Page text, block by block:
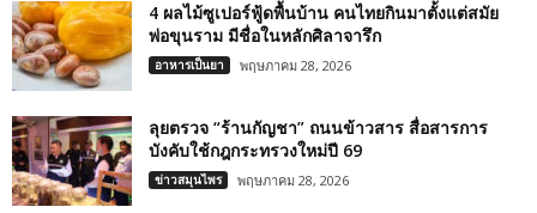
4 ผลไม้ซูเปอร์ฟู้ดพื้นบ้าน คนไทยกินมาตั้งแต่สมัย
พ่อขุนราม มีชื่อในหลักศิลาจารึก
อาหารเป็นยา พฤษภาคม 28, 2026
ลุยตรวจ “ร้านกัญชา” ถนนข้าวสาร สื่อสารการ
บังคับใช้กฎกระทรวงใหม่ปี 69
ข่าวสมุนไพร พฤษภาคม 28, 2026